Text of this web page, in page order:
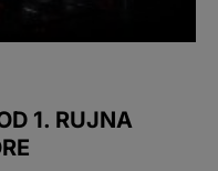
1. RUJNA